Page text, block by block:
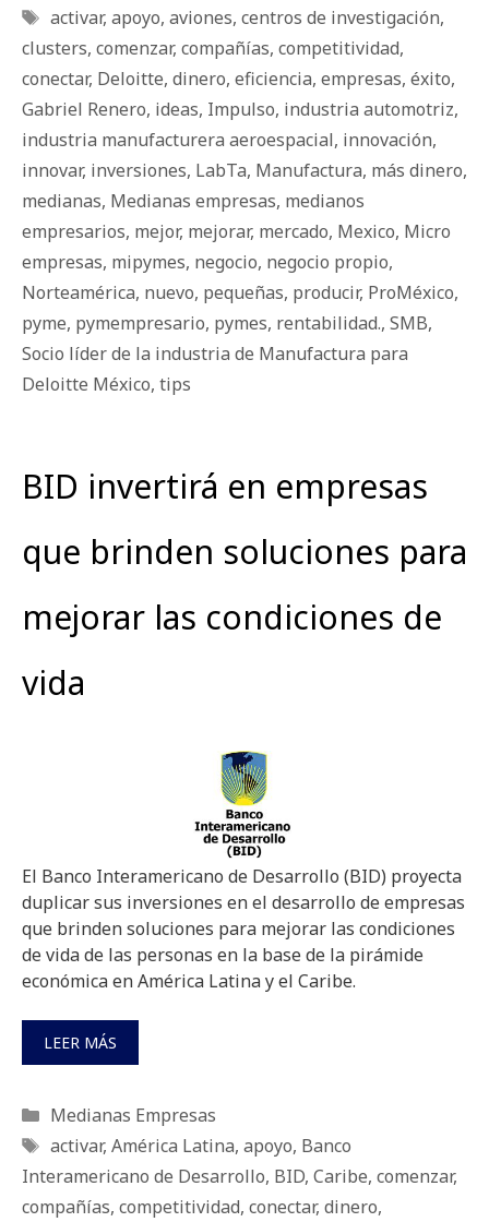
Etiquetas
activar, apoyo, aviones, centros de investigación,
clusters, comenzar, compañías, competitividad,
conectar, Deloitte, dinero, eficiencia, empresas, éxito,
Gabriel Renero, ideas, Impulso, industria automotriz,
industria manufacturera aeroespacial, innovación,
innovar, inversiones, LabTa, Manufactura, más dinero,
medianas, Medianas empresas, medianos
empresarios, mejor, mejorar, mercado, Mexico, Micro
empresas, mipymes, negocio, negocio propio,
Norteamérica, nuevo, pequeñas, producir, ProMéxico,
pyme, pymempresario, pymes, rentabilidad., SMB,
Socio líder de la industria de Manufactura para
Deloitte México, tips
BID invertirá en empresas
que brinden soluciones para
mejorar las condiciones de
vida
El Banco Interamericano de Desarrollo (BID) proyecta
duplicar sus inversiones en el desarrollo de empresas
que brinden soluciones para mejorar las condiciones
de vida de las personas en la base de la pirámide
económica en América Latina y el Caribe.
LEER MÁS
Categorías
Medianas Empresas
Etiquetas
activar, América Latina, apoyo, Banco
Interamericano de Desarrollo, BID, Caribe, comenzar,
compañías, competitividad, conectar, dinero,